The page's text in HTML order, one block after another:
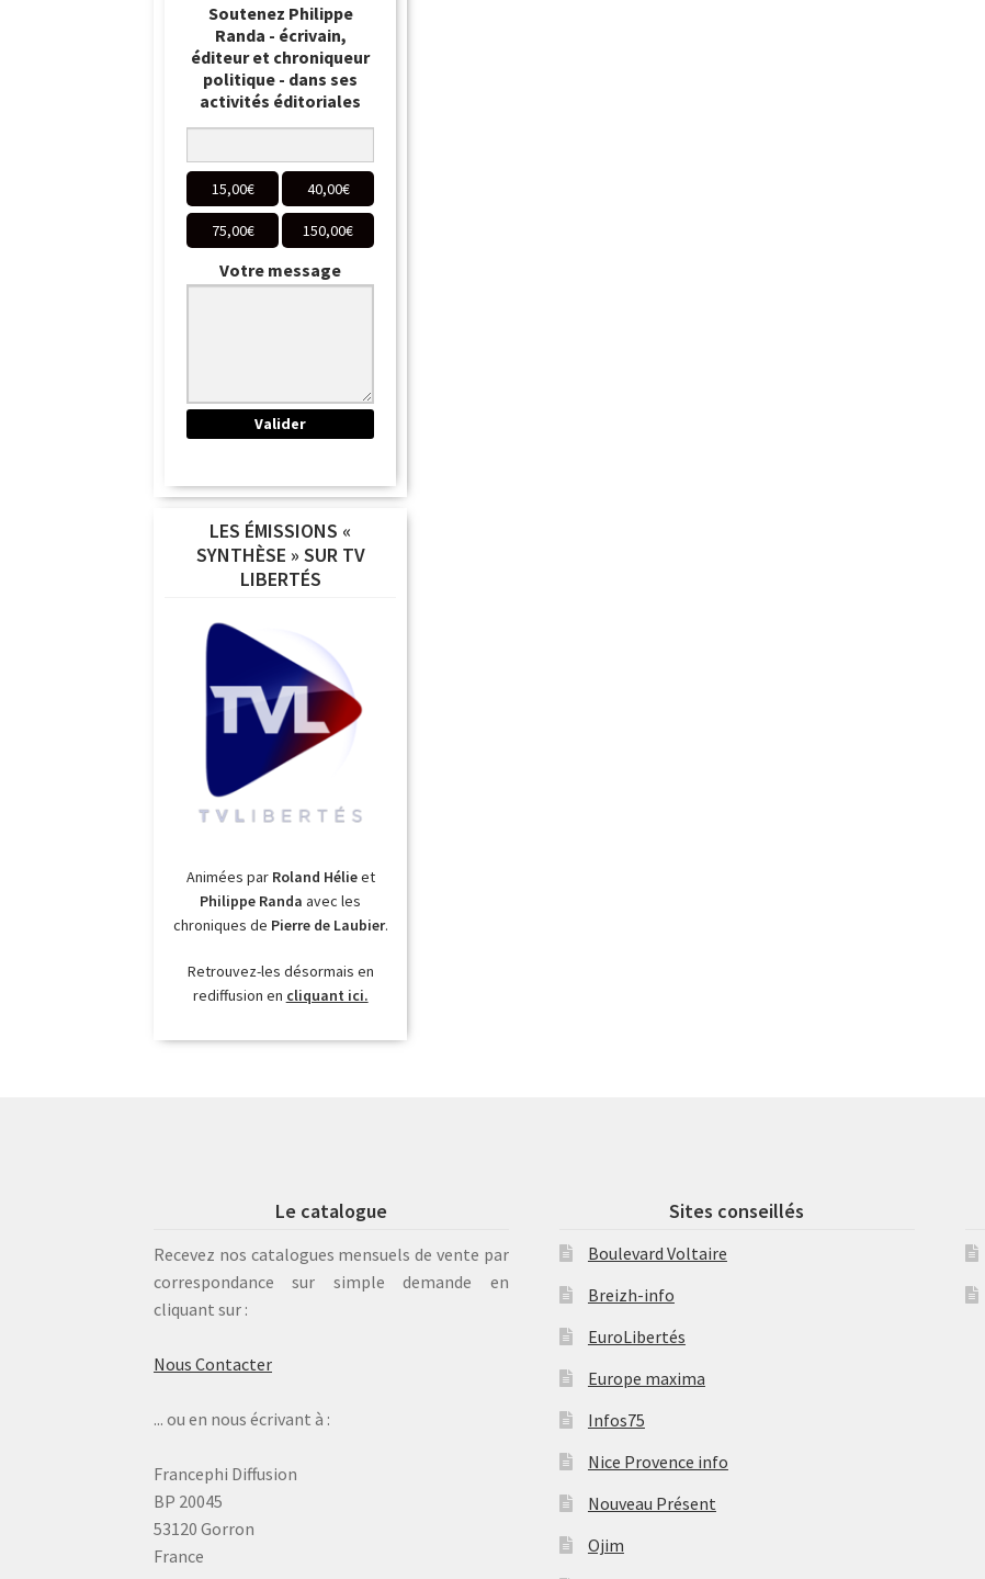
Soutenez Philippe
Randa - écrivain,
éditeur et chroniqueur
politique - dans ses
activités éditoriales
15,00€ 40,00€
75,00€ 150,00€
Votre message
LES ÉMISSIONS «
SYNTHÈSE » SUR TV
LIBERTÉS
Animées par Roland Hélieet
Philippe Randa avec les
chroniques de Pierre de Laubier.
Retrouvez-les désormais en
rediffusion en cliquant ici.
Le catalogue
Recevez nos catalogues mensuels de vente par
correspondance sur simple demande en
cliquant sur :
Nous Contacter
... ou en nous écrivant à :
Francephi Diffusion
BP 20045
53120 Gorron
France
Sites conseillés
Boulevard Voltaire
Breizh-info
EuroLibertés
Europe maxima
Infos75
Nice Provence info
Nouveau Présent
Ojim